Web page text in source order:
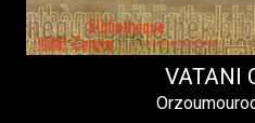
VATANI